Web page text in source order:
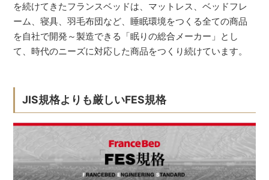
を続けてきたフランスベッドは、マットレス、ベッドフレ
ーム、寝具、羽毛布団など、睡眠環境をつくる全ての商品
を自社で開発～製造できる「眠りの総合メーカー」とし
て、時代のニーズに対応した商品をつくり続けています。
JIS規格よりも厳しいFES規格